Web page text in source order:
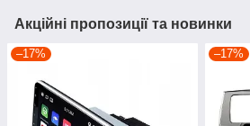
Акційні пропозиції та новинки
–17% –17%